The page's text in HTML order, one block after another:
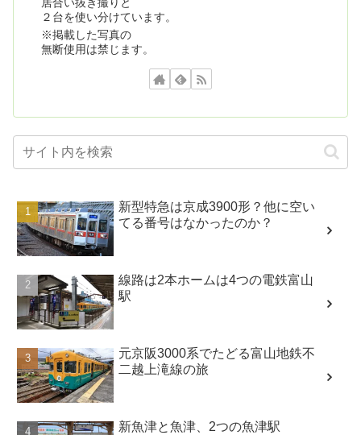
２台を使い分けています。
※掲載した写真の
無断使用は禁じます。
新型特急は京成3900形？他に空い
てる番号はなかったのか？
線路は2本ホームは4つの電鉄富山
駅
元京阪3000系でたどる富山地鉄不
二越上滝線の旅
新魚津と魚津、2つの魚津駅